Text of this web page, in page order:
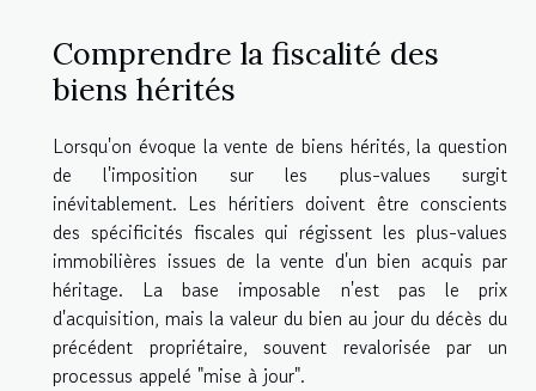
Comprendre la fiscalité des
biens hérités
Lorsqu'on évoque la vente de biens hérités, la question
de l'imposition sur les plus-values surgit
inévitablement. Les héritiers doivent être conscients
des spécificités fiscales qui régissent les plus-values
immobilières issues de la vente d'un bien acquis par
héritage. La base imposable n'est pas le prix
d'acquisition, mais la valeur du bien au jour du décès du
précédent propriétaire, souvent revalorisée par un
processus appelé "mise à jour".